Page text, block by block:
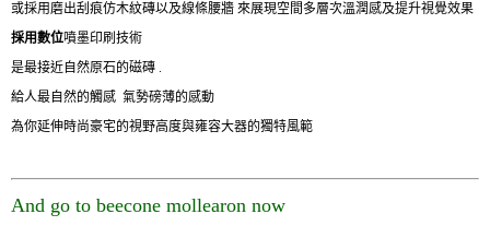
或採用磨出刮痕仿木紋磚以及線條腰牆 來展現空間多層次溫潤感及提升視覺效果
採用數位噴墨印刷技術
是最接近自然原石的磁磚 .
給人最自然的觸感 氣勢磅薄的感動
為你延伸時尚豪宅的視野高度與雍容大器的獨特風範
And go to beecone mollearon now